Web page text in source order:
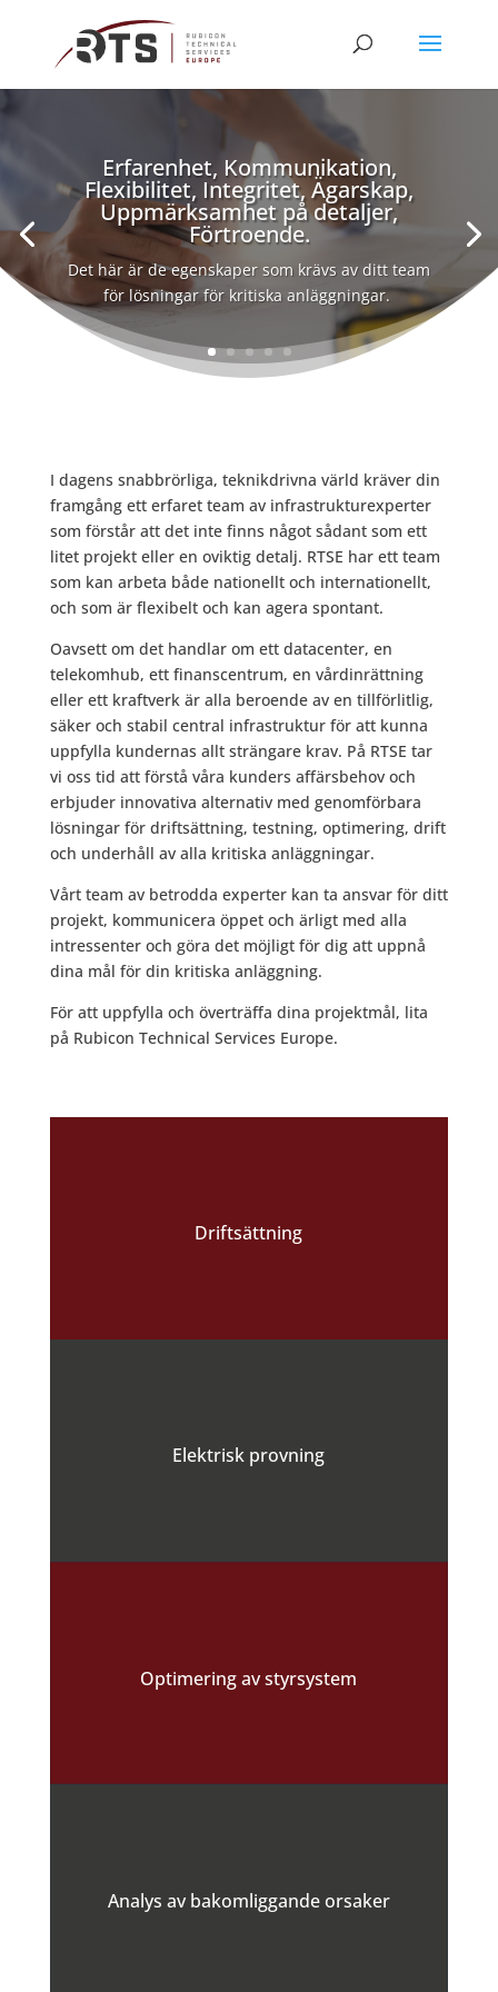
Erfarenhet, Kommunikation,
Flexibilitet, Integritet, Ägarskap,
Uppmärksamhet på detaljer,
Förtroende.
Det här är de egenskaper som krävs av ditt team
för lösningar för kritiska anläggningar.
I dagens snabbrörliga, teknikdrivna värld kräver din
framgång ett erfaret team av infrastrukturexperter
som förstår att det inte finns något sådant som ett
litet projekt eller en oviktig detalj. RTSE har ett team
som kan arbeta både nationellt och internationellt,
och som är flexibelt och kan agera spontant.
Oavsett om det handlar om ett datacenter, en
telekomhub, ett finanscentrum, en vårdinrättning
eller ett kraftverk är alla beroende av en tillförlitlig,
säker och stabil central infrastruktur för att kunna
uppfylla kundernas allt strängare krav. På RTSE tar
vi oss tid att förstå våra kunders affärsbehov och
erbjuder innovativa alternativ med genomförbara
lösningar för driftsättning, testning, optimering, drift
och underhåll av alla kritiska anläggningar.
Vårt team av betrodda experter kan ta ansvar för ditt
projekt, kommunicera öppet och ärligt med alla
intressenter och göra det möjligt för dig att uppnå
dina mål för din kritiska anläggning.
För att uppfylla och överträffa dina projektmål, lita
på Rubicon Technical Services Europe.
Driftsättning
Elektrisk provning
Optimering av styrsystem
Analys av bakomliggande orsaker